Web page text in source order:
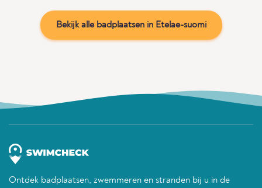
Bekijk alle badplaatsen in Etelae-suomi
Ontdek badplaatsen, zwemmeren en stranden bij u in de